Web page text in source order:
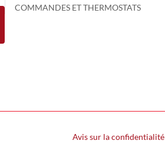
COMMANDES ET THERMOSTATS
Avis sur la confidentialité